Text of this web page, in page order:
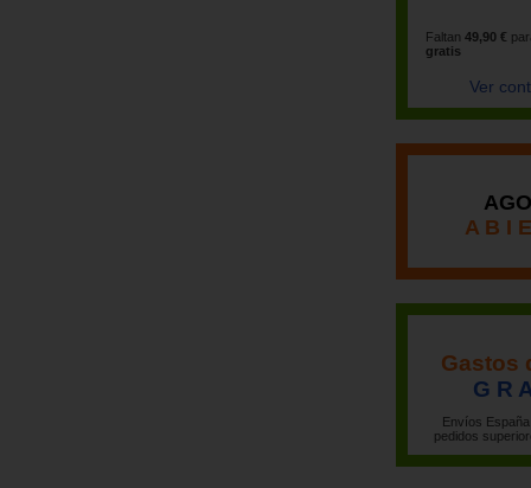
Faltan 49,90 €
gratis
Ver
A B I
Gastos
G R
Envíos
pedidos